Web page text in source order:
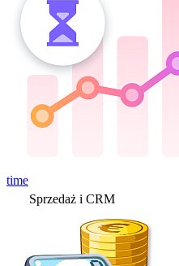
time
Sprzedaż i CRM